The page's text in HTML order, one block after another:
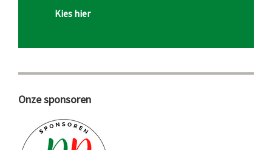
Kies hier
Onze sponsoren